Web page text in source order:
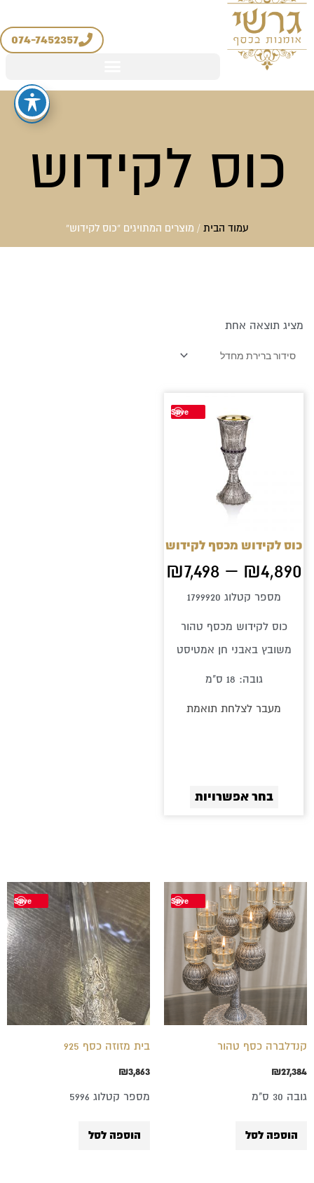
דילוג
לתוכן
074-7452357
כוס לקידוש
עמוד הבית / מוצרים המתויגים “כוס לקידוש”
מציג תוצאה אחת
Save
כוס לקידוש מכסף לקידוש
₪4,890
–
₪7,498
מספר קטלוג 1799920
כוס לקידוש מכסף טהור
משובץ באבני חן אמטיסט
גובה: 18 ס"מ
מעבר לצלחת תואמת
בחר אפשרויות
למוצר
לבחור
את
Save
קנדלברה כסף טהור
₪27,384
גובה 30 ס"מ
הוספה לסל
Save
בית מזוזה כסף 925
₪3,863
מספר קטלוג 5996
הוספה לסל